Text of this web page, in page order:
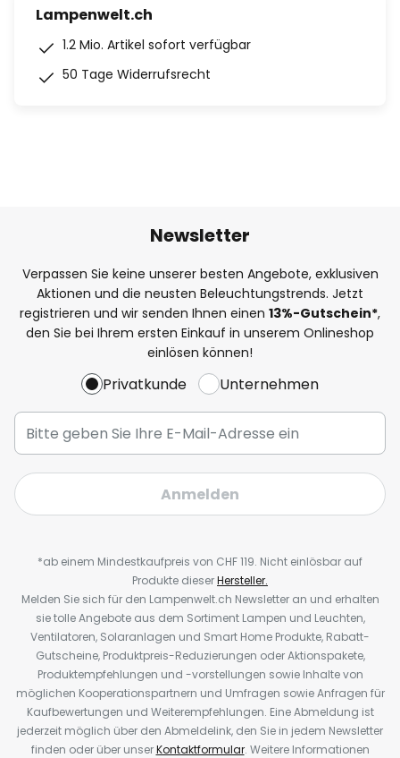
Lampenwelt.ch
1.2 Mio. Artikel sofort verfügbar
50 Tage Widerrufsrecht
Newsletter
Verpassen Sie keine unserer besten Angebote, exklusiven
Aktionen und die neusten Beleuchtungstrends. Jetzt
registrieren und wir senden Ihnen einen 13%-Gutschein*,
den Sie bei Ihrem ersten Einkauf in unserem Onlineshop
einlösen können!
Privatkunde Unternehmen
Anmelden
*ab einem Mindestkaufpreis von CHF 119. Nicht einlösbar auf
Produkte dieserHersteller.
Melden Sie sich für den Lampenwelt.ch Newsletter an und erhalten
sie tolle Angebote aus dem Sortiment Lampen und Leuchten,
Ventilatoren, Solaranlagen und Smart Home Produkte, Rabatt-
Gutscheine, Produktpreis-Reduzierungen oder Aktionspakete,
Produktempfehlungen und -vorstellungen sowie Inhalte von
möglichen Kooperationspartnern und Umfragen sowie Anfragen für
Kaufbewertungen und Weiterempfehlungen. Eine Abmeldung ist
jederzeit möglich über den Abmeldelink, den Sie in jedem Newsletter
finden oder über unserKontaktformular. Weitere Informationen